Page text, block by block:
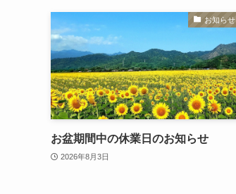
お知らせ
お盆期間中の休業日のお知らせ
2026年8月3日